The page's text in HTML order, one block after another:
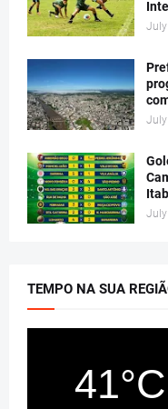
July
July
July
TEMPO NA SUA
41°C